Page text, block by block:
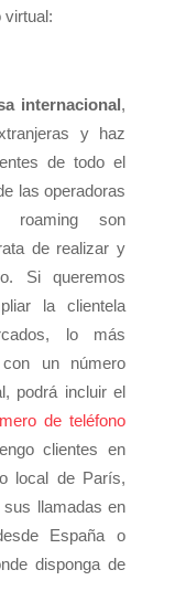
virtual:
internacional,
y haz
de todo el
las operadoras
roaming son
de realizar y
Si queremos
la clientela
lo más
un número
podrá incluir el
de teléfono
clientes en
local de París,
llamadas en
España o
disponga de